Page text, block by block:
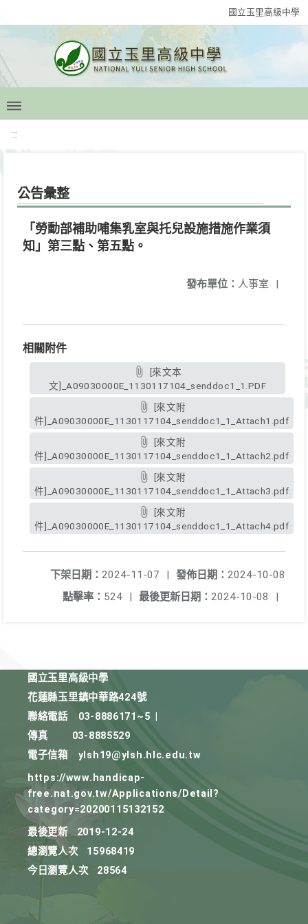
國立玉里高級中學
:::
公告彙整
「勞動部補助哺集乳室與托兒設施措施作業須
知」第三點、第五點。
發布單位： 人事室 |
相關附件
文]_A09030000E_1130117104_senddoc1_1.PDF
件]_A09030000E_1130117104_senddoc1_1_Attach1.pdf
件]_A09030000E_1130117104_senddoc1_1_Attach2.pdf
件]_A09030000E_1130117104_senddoc1_1_Attach3.pdf
件]_A09030000E_1130117104_senddoc1_1_Attach4.pdf
發佈日期： 2024-10-08
下架日期： 2024-11-07
|
最後更新日期： 2024-10-08 |
點擊率： 524 |
國立玉里高級中學
花蓮縣玉里鎮中華路424號
聯絡電話
03-8886171~5
傳真
03-8885529
電子信箱
ylsh19@ylsh.hlc.edu.tw
https://www.handicap-
free.nat.gov.tw/Applications/Detail?
category=20200115132152
最後更新
2019-12-24
總瀏覽人次
15968419
今日瀏覽人次
28564